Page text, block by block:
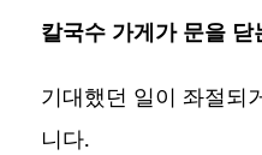
칼국수 가게가 문을 닫
기대했던 일이 좌절되
니다.